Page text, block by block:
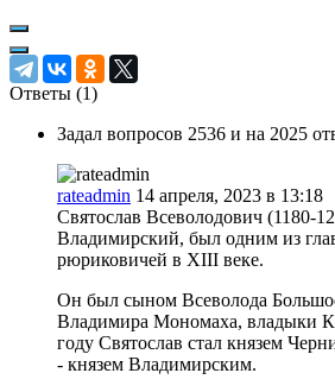
Ответы (1)
Задал вопросов 2536 и на 2025
rateadmin 14 апреля, 2023 в 13:18
Святослав Всеволодович (1180-
Владимирский, был одним из
рюриковичей в XIII веке.
Он был сыном Всеволода
Владимира Мономаха, владыки
году Святослав стал князем
- князем Владимирским.